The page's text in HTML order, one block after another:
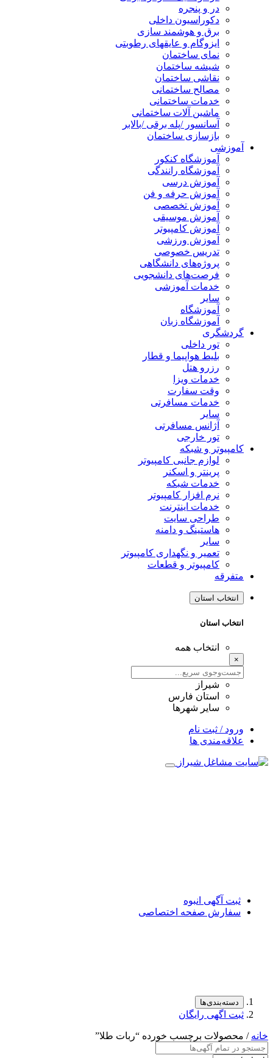
در و پنجره
دکوراسیون داخلی
برق و هوشمند سازی
ایزوگام و عایقهای رطوبتی
نمای ساختمان
شیشه ساختمان
نقاشی ساختمان
مصالح ساختمانی
خدمات ساختمانی
ماشین آلات ساختمانی
آسانسور /پله برقی /بالابر
بازسازی ساختمان
آموزشی
آموزشگاه کنکور
آموزشگاه رانندگی
آموزش درسی
آموزش حرفه و فن
آموزش تخصصی
آموزش موسیقی
آموزش کامپیوتر
آموزش ورزشی
تدریس خصوصی
پروژه‌های دانشگاهی
فرصت‌های دانشجویی
خدمات آموزشی
سایر
آموزشگاه
آموزشگاه زبان
گردشگری
تور داخلی
بلیط هواپیما و قطار
رزرو هتل
خدمات ویزا
وقت سفارت
خدمات مسافرتی
سایر
آژانس مسافرتی
تور خارجی
کامپیوتر و شبکه
لوازم جانبی کامپیوتر
پرینتر و اسکنر
خدمات شبکه
نرم افزار کامپیوتر
خدمات اینترنت
طراحی سایت
هاستینگ و دامنه
سایر
تعمیر و نگهداری کامپیوتر
کامپیوتر و قطعات
متفرقه
انتخاب استان
انتخاب استان
انتخاب همه
×
شیراز
استان فارس
سایر شهرها
ورود / ثبت نام
علاقه‌مندی ها
ثبت آگهی انبوه
سفارش صفحه اختصاصی
دسته‌بندی‌ها
ثبت اگهی رایگان
خانه / محصولات برچسب خورده “ربات طلا”